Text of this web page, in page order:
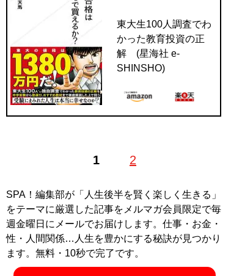
東大生100人調査でわ
かった教育投資の正
解 (星海社 e-
SHINSHO)
1 2
SPA！編集部が「人生後半を賢く楽しく生きる」
をテーマに厳選した記事をメルマガ会員限定で毎
週金曜日にメールでお届けします。仕事・お金・
性・人間関係…人生を豊かにする秘訣が見つかり
ます。無料・10秒で完了です。